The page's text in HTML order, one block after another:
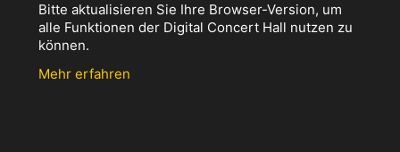
Bitte aktualisieren Sie Ihre Browser-Version, um
alle Funktionen der Digital Concert Hall nutzen zu
können.
Mehr erfahren